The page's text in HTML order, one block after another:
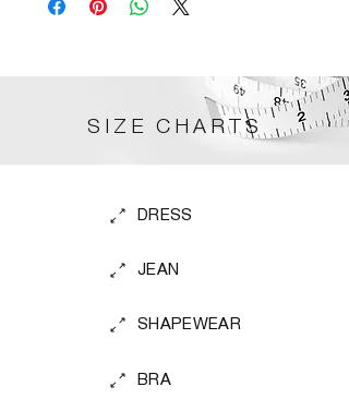
Υφασμα ανθεκτικο στον ηλιο
SIZE CHARTS
DRESS
JEAN
SHAPEWEAR
BRA